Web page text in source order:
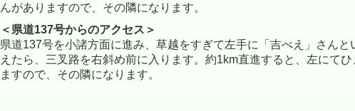
んがありますので、その隣になります。
＜県道137号からのアクセス＞
県道137号を小諸方面に進み、草越をすぎて左手に「吉べえ」さんと
えたら、三叉路を右斜め前に入ります。約1km直進すると、左にて
ますので、その隣になります。